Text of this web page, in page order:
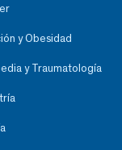
y Obesidad
y Traumatología